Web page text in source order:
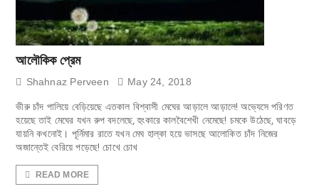
আলৌকিক প্রেম
Shahnaz Perveen May 24, 2018
ভীরু চাঁদ পালিয়ে বেড়িয়েছে এতকাল বিশ্বাসী মেঘের আড়ালে আড়ালে! অভ্যেসে পরিণত
হয়েছে তাই মেঘের যখন রুপ বদলেছে, হুংকারে কালবৈশেখী নেমেছে! চমকে উঠেছে, ঘাবড়ে
যায়নি কখনোই। পূর্নিমার রাতে যখন মেঘ হাল্কা হয়ে ভাসছে আলোকিত চাঁদ নিজের
অজান্তেই বেরিয়ে পড়েছে! চোখে চোখ
READ MORE